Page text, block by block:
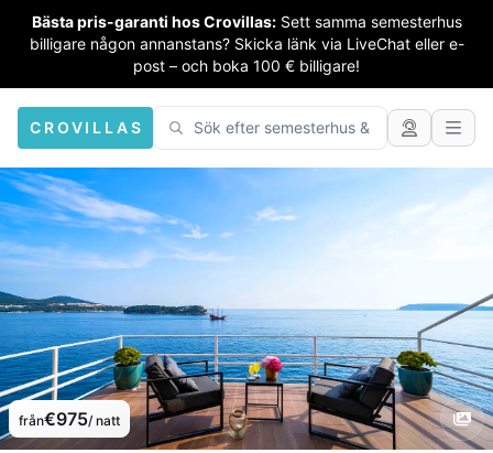
Bästa pris-garanti hos Crovillas: Sett samma semesterhus
billigare någon annanstans? Skicka länk via LiveChat eller e-
post – och boka 100 € billigare!
CROVILLAS
från€975/ natt